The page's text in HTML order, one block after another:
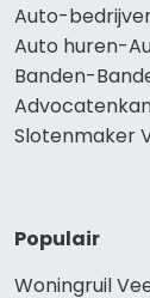
Auto-
Auto huren-
Banden-
Slotenmaker
Populair
Woningruil